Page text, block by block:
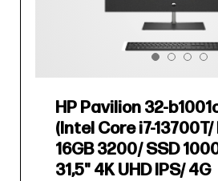
HP Pavilion 32-
(Intel Core i7-13700T/
16GB 3200/ SSD
31,5" 4K UHD IPS/ 4G